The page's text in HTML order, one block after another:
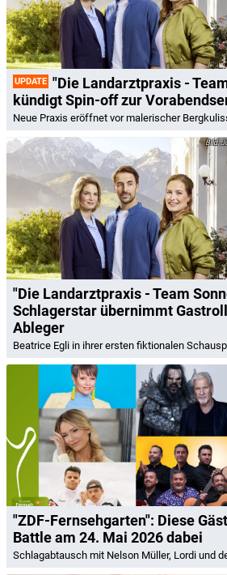
UPDATE "Die Landarztpraxis -
kündigt Spin-off zur
Neue Praxis eröffnet vor malerischer
"Die Landarztpraxis - Team
Schlagerstar übernimmt
Ableger
Beatrice Egli in ihrer ersten fiktionalen
"ZDF-Fernsehgarten": Diese
Battle am 24. Mai 2026 dabei
Schlagabtausch mit Nelson Müller, Lordi und